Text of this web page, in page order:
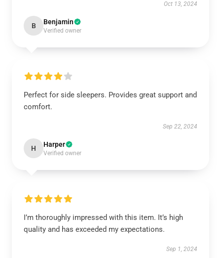
Oct 13, 2024
B Benjamin
Verified owner
Perfect for side sleepers. Provides great support and
comfort.
Sep 22, 2024
H Harper
Verified owner
I’m thoroughly impressed with this item. It’s high
quality and has exceeded my expectations.
Sep 1, 2024